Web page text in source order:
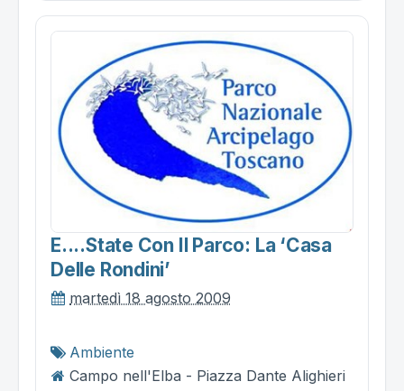
E....state Con Il Parco: La ‘casa
Delle Rondini’
martedì 18 agosto 2009
Ambiente
Campo nell'Elba - Piazza Dante Alighieri